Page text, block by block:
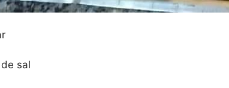
sal